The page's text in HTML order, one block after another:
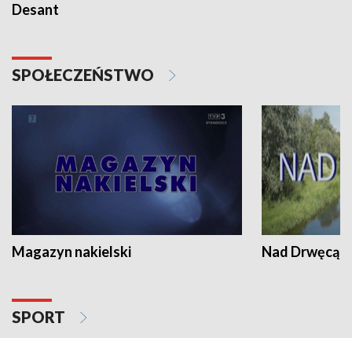
Desant
SPOŁECZEŃSTWO
Magazyn nakielski Nad Drwęcą
SPORT